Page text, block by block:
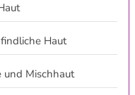
Haut
und Mischhaut